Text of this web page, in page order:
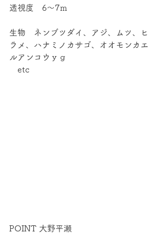
透視度　6～7ｍ
生物　ネンブツダイ、アジ、ムツ、ヒ
ラメ、ハナミノカサゴ、オオモンカエ
ルアンコウｙｇ
etc
POINT 大野平瀬